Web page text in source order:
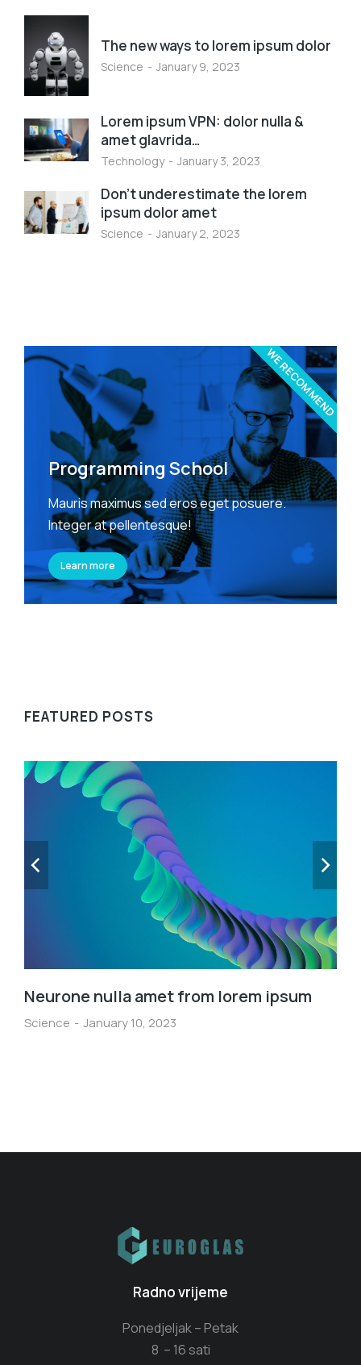
The new ways to lorem ipsum dolor
Science January 9, 2023
Lorem ipsum VPN: dolor nulla &
amet glavrida…
Technology January 3, 2023
Don’t underestimate the lorem
ipsum dolor amet
Science January 2, 2023
Programming School
Mauris maximus sed eros eget posuere.
Integer at pellentesque!
Learn more
WE RECOMMEND
FEATURED POSTS
Neurone nulla amet from lorem ipsum
Science January 10, 2023
Radno vrijeme
Ponedjeljak – Petak
8 – 16 sati